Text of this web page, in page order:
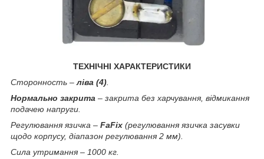
ТЕХНІЧНІ ХАРАКТЕРИСТИКИ
Сторонность –ліва (4)
Нормально закрита – закрита без харчування, відмикання
подачею напруги.
Регулювання язичка – FaFix (регулювання язичка засувки
щодо корпусу, діапазон регулювання 2 мм).
Сила утримання – 1000 кг.